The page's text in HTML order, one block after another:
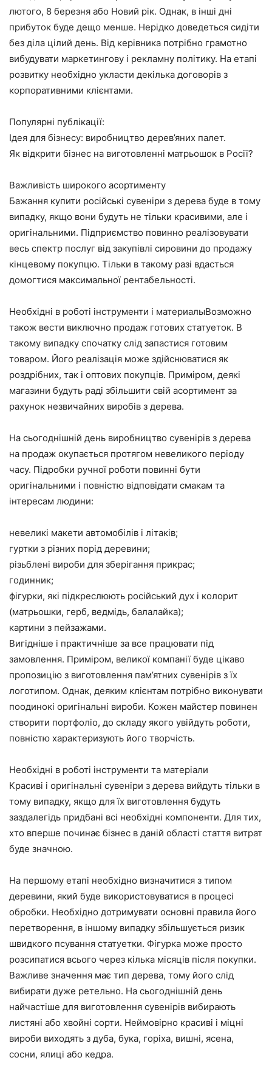
лютого, 8 березня або Новий рік. Однак, в інші дні
прибуток буде дещо менше. Нерідко доведеться сидіти
без діла цілий день. Від керівника потрібно грамотно
вибудувати маркетингову і рекламну політику. На етапі
розвитку необхідно укласти декілька договорів з
корпоративними клієнтами.
Популярні публікації:
Ідея для бізнесу: виробництво дерев’яних палет.
Як відкрити бізнес на виготовленні матрьошок в Росії?
Важливість широкого асортименту
Бажання купити російські сувеніри з дерева буде в тому
випадку, якщо вони будуть не тільки красивими, але і
оригінальними. Підприємство повинно реалізовувати
весь спектр послуг від закупівлі сировини до продажу
кінцевому покупцю. Тільки в такому разі вдасться
домогтися максимальної рентабельності.
Необхідні в роботі інструменти і материалыВозможно
також вести виключно продаж готових статуеток. В
такому випадку спочатку слід запастися готовим
товаром. Його реалізація може здійснюватися як
роздрібних, так і оптових покупців. Приміром, деякі
магазини будуть раді збільшити свій асортимент за
рахунок незвичайних виробів з дерева.
На сьогоднішній день виробництво сувенірів з дерева
на продаж окупається протягом невеликого періоду
часу. Підробки ручної роботи повинні бути
оригінальними і повністю відповідати смакам та
інтересам людини:
невеликі макети автомобілів і літаків;
гуртки з різних порід деревини;
різьблені вироби для зберігання прикрас;
годинник;
фігурки, які підкреслюють російський дух і колорит
(матрьошки, герб, ведмідь, балалайка);
картини з пейзажами.
Вигідніше і практичніше за все працювати під
замовлення. Приміром, великої компанії буде цікаво
пропозицію з виготовлення пам’ятних сувенірів з їх
логотипом. Однак, деяким клієнтам потрібно виконувати
поодинокі оригінальні вироби. Кожен майстер повинен
створити портфоліо, до складу якого увійдуть роботи,
повністю характеризують його творчість.
Необхідні в роботі інструменти та матеріали
Красиві і оригінальні сувеніри з дерева вийдуть тільки в
тому випадку, якщо для їх виготовлення будуть
заздалегідь придбані всі необхідні компоненти. Для тих,
хто вперше починає бізнес в даній області стаття витрат
буде значною.
На першому етапі необхідно визначитися з типом
деревини, який буде використовуватися в процесі
обробки. Необхідно дотримувати основні правила його
перетворення, в іншому випадку збільшується ризик
швидкого псування статуетки. Фігурка може просто
розсипатися всього через кілька місяців після покупки.
Важливе значення має тип дерева, тому його слід
вибирати дуже ретельно. На сьогоднішній день
найчастіше для виготовлення сувенірів вибирають
листяні або хвойні сорти. Неймовірно красиві і міцні
вироби виходять з дуба, бука, горіха, вишні, ясена,
сосни, ялиці або кедра.